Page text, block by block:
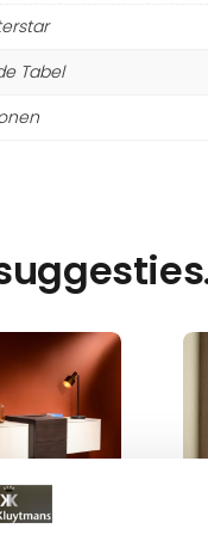
Tabel
221-50